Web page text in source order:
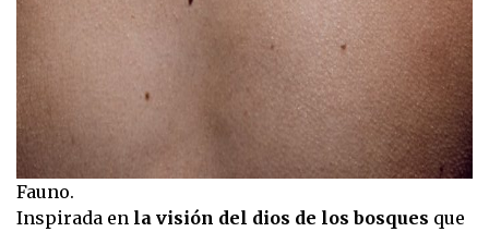
Fauno.
Inspirada en la visión del dios de los bosques que